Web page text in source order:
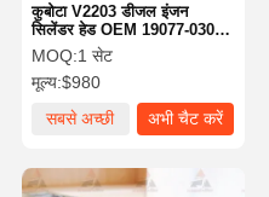
कुबोटा V2203 डीजल इंजन
सिलेंडर हेड OEM 19077-03048
1G851-63043
MOQ:1 सेट
मूल्य:$980
सबसे अच्छी
अभी चैट करें